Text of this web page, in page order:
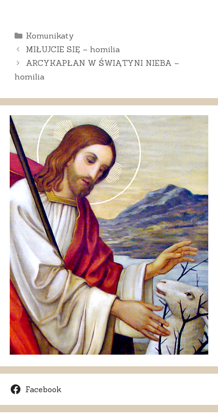
Kategorie
Komunikaty
MIŁUJCIE SIĘ – homilia
ARCYKAPŁAN W ŚWIĄTYNI NIEBA –
homilia
Facebook